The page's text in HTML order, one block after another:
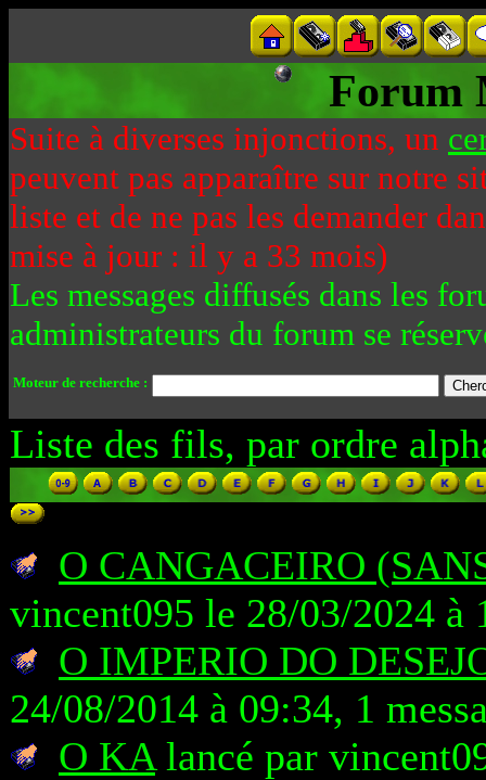
Forum
Suite à diverses injonctions, un
peuvent pas apparaître sur notre
liste et de ne pas les demander
mise à jour : il y a 33 mois)
Les messages diffusés dans les
administrateurs du forum se
Moteur de recherche :
Liste des fils, par ordre
O CANGACEIRO
vincent095 le 28/03/2024 à
O IMPERIO DO
24/08/2014 à 09:34, 1
O KAlancé par